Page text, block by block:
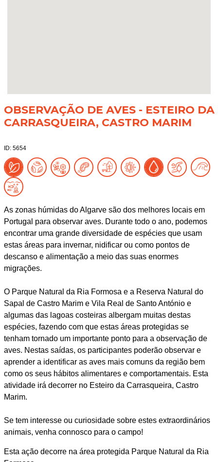
OBSERVAÇÃO DE AVES - ESTEIRO DA
CARRASQUEIRA, CASTRO MARIM
ID: 5654
As zonas húmidas do Algarve são dos melhores locais em
Portugal para observar aves. Durante todo o ano, podemos
encontrar uma grande diversidade de espécies que usam
estas áreas para invernar, nidificar ou como pontos de
descanso e alimentação a meio das suas enormes
migrações.
O Parque Natural da Ria Formosa e a Reserva Natural do
Sapal de Castro Marim e Vila Real de Santo António e
algumas das lagoas costeiras albergam muitas destas
espécies, fazendo com que estas áreas protegidas se
tenham tornado um importante ponto para a observação de
aves. Nestas saídas, os participantes poderão observar e
aprender a identificar as aves mais comuns da região bem
como os seus hábitos alimentares e comportamentais. Esta
atividade irá decorrer no Esteiro da Carrasqueira, Castro
Marim.
Se tem interesse ou curiosidade sobre estes extraordinários
animais, venha connosco para o campo!
Esta ação decorre na área protegida Parque Natural da Ria